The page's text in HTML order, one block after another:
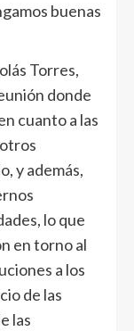
buenas
Torres,
donde
cuanto a las
y además,
lo que
en torno al
a los
de las
las